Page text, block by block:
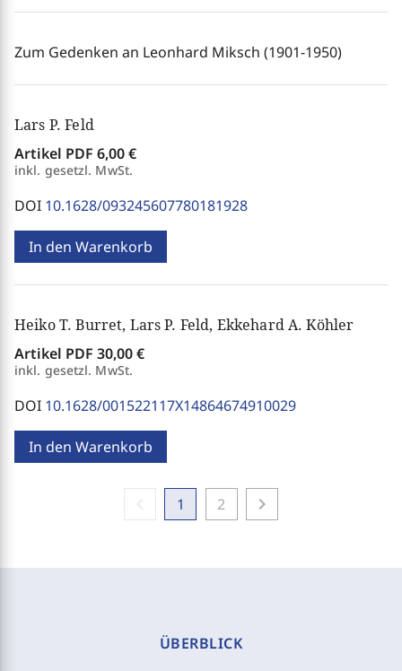
Zum Gedenken an Leonhard Miksch (1901-1950)
Lars P. Feld
Artikel PDF 6,00 €
inkl. gesetzl. MwSt.
DOI 10.1628/093245607780181928
In den Warenkorb
Heiko T. Burret, Lars P. Feld, Ekkehard A. Köhler
Artikel PDF 30,00 €
inkl. gesetzl. MwSt.
DOI 10.1628/001522117X14864674910029
In den Warenkorb
1 2 chevron_right
ÜBERBLICK